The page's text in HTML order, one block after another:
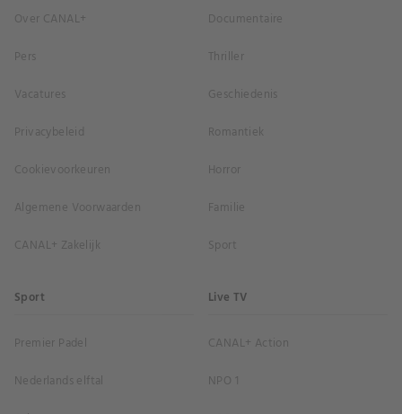
Over CANAL+
Pers
Vacatures
Privacybeleid
Cookievoorkeuren
Algemene Voorwaarden
CANAL+ Zakelijk
Documentaire
Thriller
Geschiedenis
Romantiek
Horror
Familie
Sport
Sport
Premier Padel
Nederlands elftal
Live TV
CANAL+ Action
NPO 1